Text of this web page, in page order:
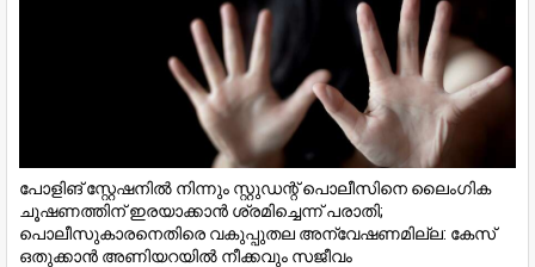
പോളിങ് സ്റ്റേഷനില്‍ നിന്നും സ്റ്റുഡന്റ് പൊലീസിനെ ലൈംഗിക
ചൂഷണത്തിന് ഇരയാക്കാന്‍ ശ്രമിച്ചെന്ന് പരാതി;
പൊലീസുകാരനെതിരെ വകുപ്പുതല അന്വേഷണമില്ല: കേസ്
ഒതുക്കാന്‍ അണിയറയില്‍ നീക്കവും സജീവം